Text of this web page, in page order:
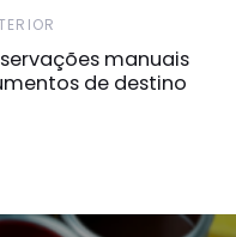
manuais
de destino